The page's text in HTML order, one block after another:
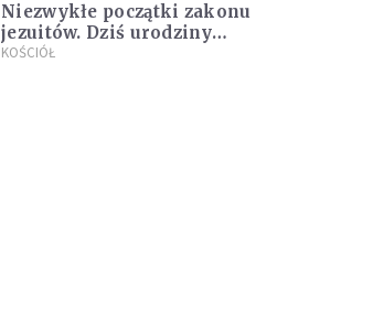
Niezwykłe początki zakonu
jezuitów. Dziś urodziny
Towarzystwa Jezusowego
KOŚCIÓŁ